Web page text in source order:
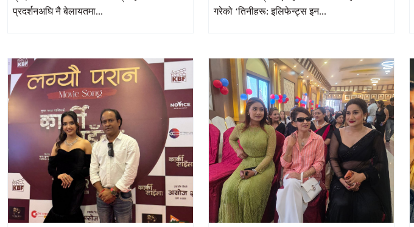
प्रदर्शनअघि नै बेलायतमा...
गरेको ‘तिनीहरू: इलिफेन्ट्स इन...